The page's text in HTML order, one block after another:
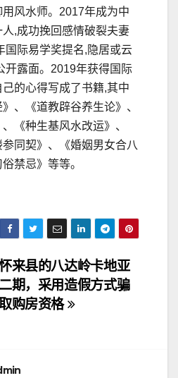
风水师。2017年成为中
,成功挽回感情破裂夫妻
国际易学奖提名,隐居或云
开露面。2019年获得国际
的心得写成了书籍,其中
、《道教辟谷养生论》、
《种生基风水改运》、
参同契》、《婚姻男女合八
禁忌》等等。
来县的八达岭卡地亚
二期，采用造假方式骗
购房资格